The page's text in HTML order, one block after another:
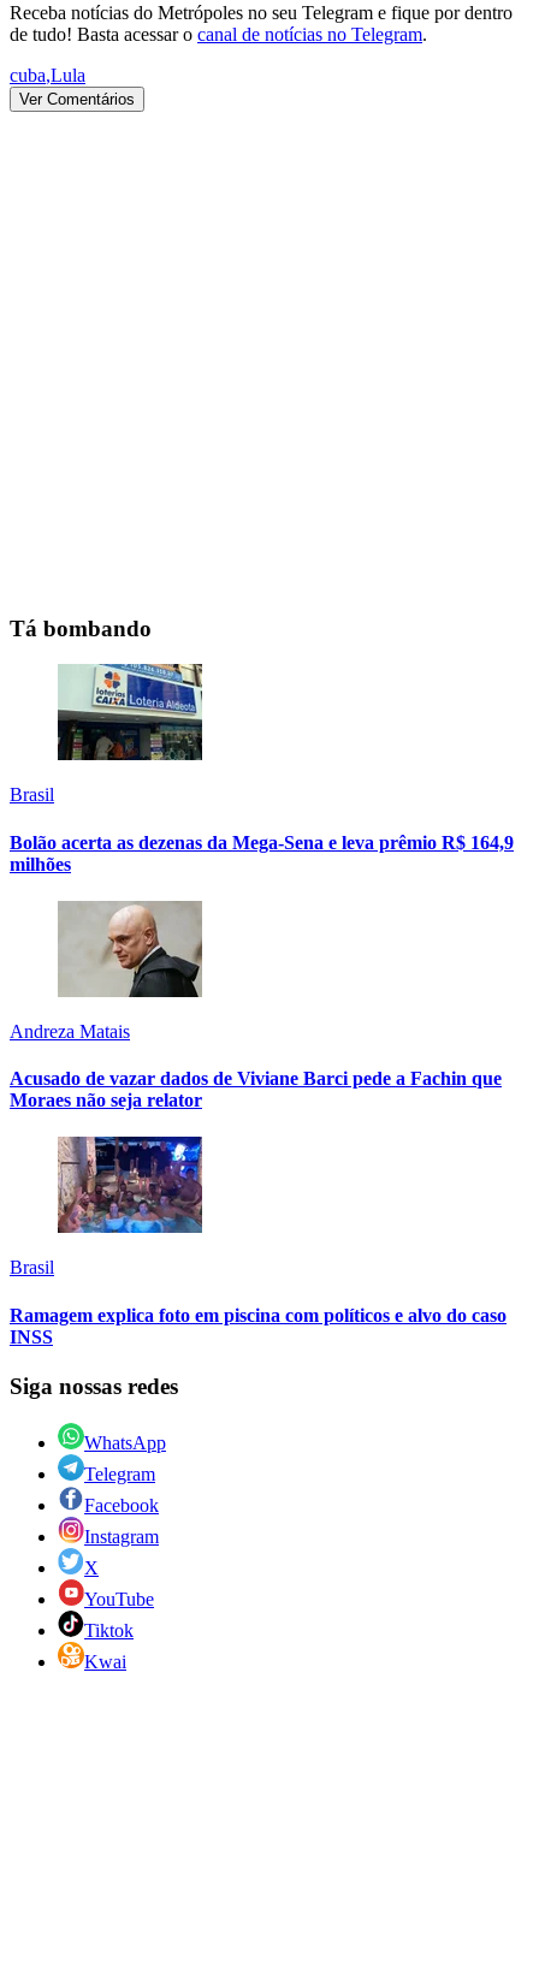
Receba notícias do Metrópoles no seu Telegram e fique por dentro
de tudo! Basta acessar o canal de notícias no Telegram.
cuba,Lula
Ver Comentários
Tá bombando
Brasil
Bolão acerta as dezenas da Mega-Sena e leva prêmio R$ 164,9
milhões
Andreza Matais
Acusado de vazar dados de Viviane Barci pede a Fachin que
Moraes não seja relator
Brasil
Ramagem explica foto em piscina com políticos e alvo do caso
INSS
Siga nossas redes
WhatsApp
Telegram
Facebook
Instagram
X
YouTube
Tiktok
Kwai